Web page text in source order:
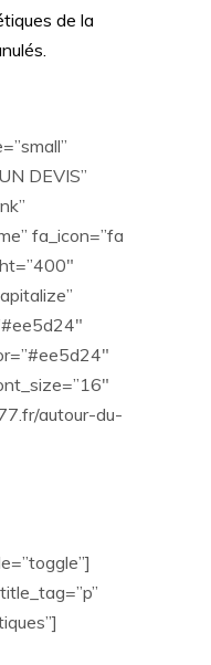
de la
DEVIS”
fa_icon=”fa
autour-du-